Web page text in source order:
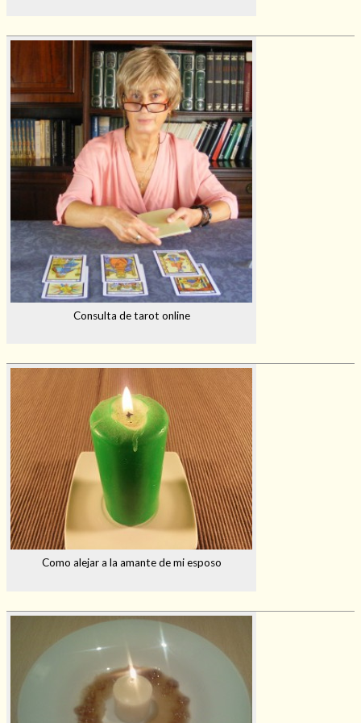
Consulta de tarot online
Como alejar a la amante de mi esposo